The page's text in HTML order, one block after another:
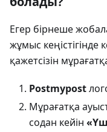
Егер бірнеше
жұмыс кеңістігінде
қажетсізін
Postmypost
Мұрағатқа
содан кейін